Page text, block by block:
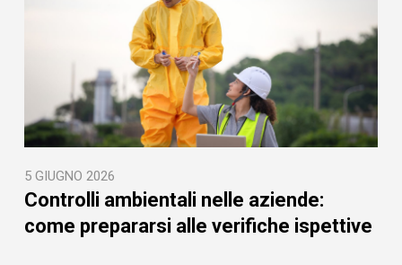
5 GIUGNO 2026
Controlli ambientali nelle aziende:
come prepararsi alle verifiche ispettive